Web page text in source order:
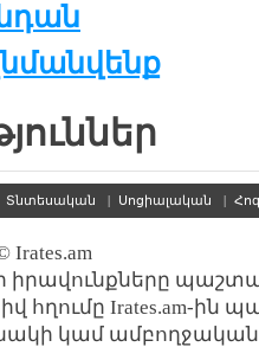
Տնտեսական | Սոցիալական |
Irates.am
իրավունքները
հղումը Irates.am-ին
կամ ամբողջական